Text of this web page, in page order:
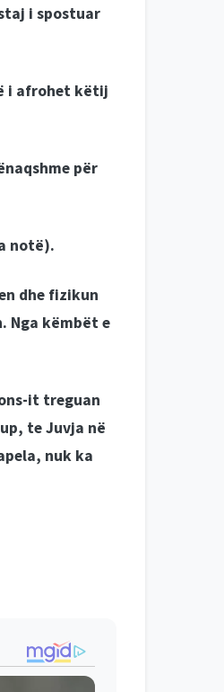
i spostuar
i afrohet këtij
për
notë).
dhe fizikun
Nga këmbët e
it treguan
te Juvja në
nuk ka